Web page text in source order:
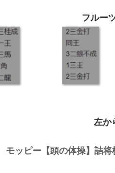
フルー
左か
モッピー【頭の体操】詰将